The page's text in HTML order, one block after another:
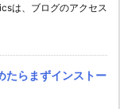
は、ブログのアクセス
らまずインストー